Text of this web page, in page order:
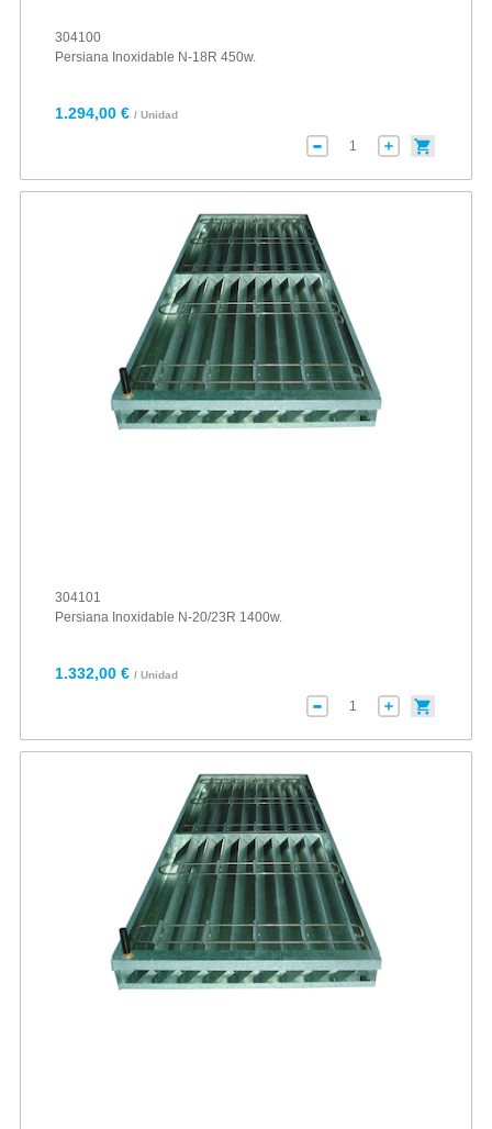
304100
Persiana Inoxidable N-18R 450w.
1.294,00 € / Unidad
304101
Persiana Inoxidable N-20/23R 1400w.
1.332,00 € / Unidad